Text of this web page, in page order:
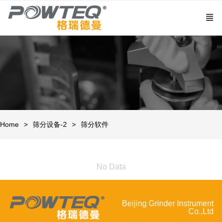
Home 筛分设备-2 筛分软件
No Data
Beijing Grinder Instrument
Co.,Ltd